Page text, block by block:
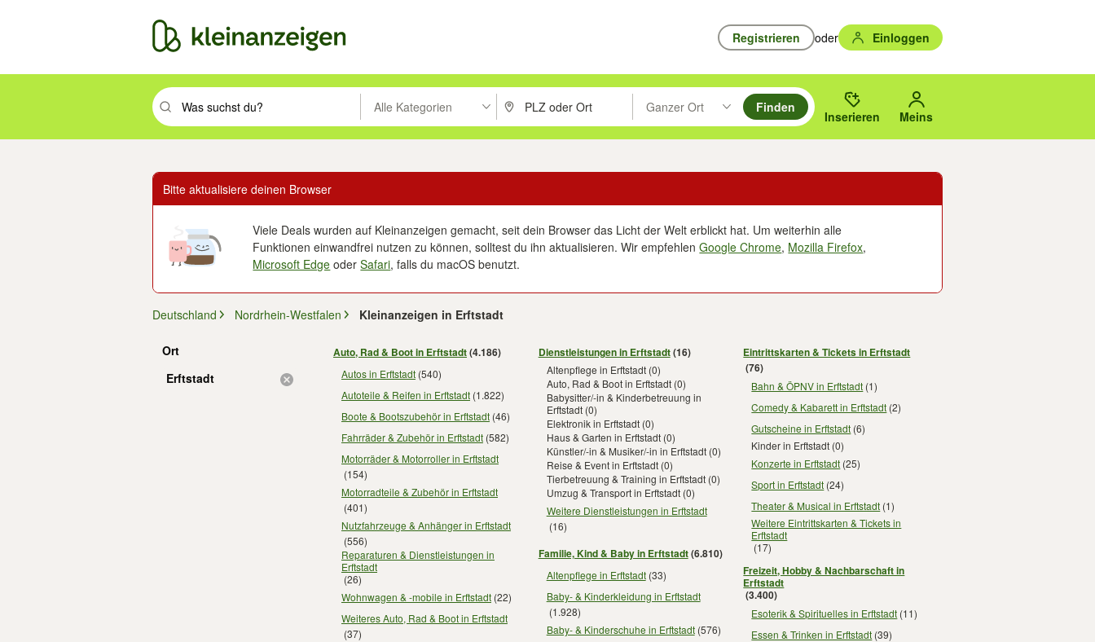
Registrieren oder Einloggen
Suchbegriff eingeben. Eingabetaste drücken um zu suchen, oder Vorschläge mit den Pfeiltasten nach oben/unten durchsuchen und mit Eingabetaste auswählen.
Alle Kategorien PLZ oder Ort eingeben. Eingabetaste drücken um zu suchen, oder Vorschläge mit den Pfeiltasten nach oben/
Ganzer Ort
Suche im Umkreis des gewählten Orts oder PLZ.
Finden
Inserieren Meins
Bitte aktualisiere deinen Browser
Viele Deals wurden auf Kleinanzeigen gemacht, seit dein Browser das Licht der Welt erblickt hat. Um weiterhin alle
Funktionen einwandfrei nutzen zu können, solltest du ihn aktualisieren. Wir empfehlenGoogle Chrome, Mozilla Firefox,
Microsoft Edge oderSafari, falls du macOS benutzt.
Deutschland Nordrhein-Westfalen Kleinanzeigen in Erftstadt
Ort
Erftstadt
Auto, Rad & Boot in Erftstadt(4.186)
Autos in Erftstadt (540)
Autoteile & Reifen in Erftstadt (1.822)
Boote & Bootszubehör in Erftstadt (46)
Fahrräder & Zubehör in Erftstadt (582)
Motorräder & Motorroller in Erftstadt
(154)
Motorradteile & Zubehör in Erftstadt
(401)
Nutzfahrzeuge & Anhänger in Erftstadt
(556)
Reparaturen & Dienstleistungen in
Erftstadt
(26)
Wohnwagen & -mobile in Erftstadt (22)
Weiteres Auto, Rad & Boot in Erftstadt
(37)
Dienstleistungen in Erftstadt(16)
Altenpflege in Erftstadt(0)
Auto, Rad & Boot in Erftstadt(0)
Babysitter/-in & Kinderbetreuung in
Erftstadt(0)
Elektronik in Erftstadt(0)
Haus & Garten in Erftstadt(0)
Künstler/-in & Musiker/-in in Erftstadt(0)
Reise & Event in Erftstadt(0)
Tierbetreuung & Training in Erftstadt(0)
Umzug & Transport in Erftstadt(0)
Weitere Dienstleistungen in Erftstadt
(16)
Familie, Kind & Baby in Erftstadt(6.810)
Altenpflege in Erftstadt(33)
Baby- & Kinderkleidung in Erftstadt
(1.928)
Baby- & Kinderschuhe in Erftstadt(576)
Eintrittskarten & Tickets in Erftstadt
(76)
Bahn & ÖPNV in Erftstadt (1)
Comedy & Kabarett in Erftstadt (2)
Gutscheine in Erftstadt (6)
Kinder in Erftstadt (0)
Konzerte in Erftstadt (25)
Sport in Erftstadt (24)
Theater & Musical in Erftstadt (1)
Weitere Eintrittskarten & Tickets in
Erftstadt
(17)
Freizeit, Hobby & Nachbarschaft in
Erftstadt
(3.400)
Esoterik & Spirituelles in Erftstadt (11)
Essen & Trinken in Erftstadt (39)